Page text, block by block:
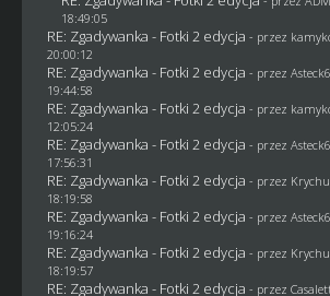
18:49:05
RE: Zgadywanka - Fotki 2 edycja - przez
20:00:12
RE: Zgadywanka - Fotki 2 edycja - przez
19:44:58
RE: Zgadywanka - Fotki 2 edycja - przez
12:05:24
RE: Zgadywanka - Fotki 2 edycja - przez
17:56:31
RE: Zgadywanka - Fotki 2 edycja - przez
18:19:58
RE: Zgadywanka - Fotki 2 edycja - przez
19:16:24
RE: Zgadywanka - Fotki 2 edycja - przez
18:19:57
RE: Zgadywanka - Fotki 2 edycja - przez